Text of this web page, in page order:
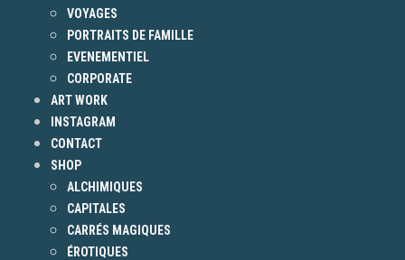
VOYAGES
PORTRAITS DE FAMILLE
EVENEMENTIEL
CORPORATE
ART WORK
INSTAGRAM
CONTACT
SHOP
ALCHIMIQUES
CAPITALES
CARRÉS MAGIQUES
ÉROTIQUES